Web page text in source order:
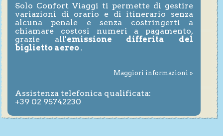
Solo Confort Viaggi ti permette di gestire
variazioni di orario e di itinerario senza
alcuna penale e senza costringerti a
chiamare costosi numeri a pagamento,
grazie all'emissione differita del
biglietto aereo .
Maggiori informazioni »
Assistenza telefonica qualificata:
+39 02 95742230